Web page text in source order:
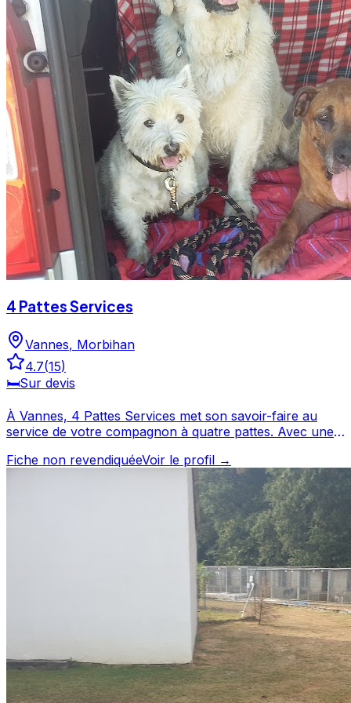
4 Pattes Services
Vannes, Morbihan
4.7(15)
🛏️Sur devis
À Vannes, 4 Pattes Services met son savoir-faire au
service de votre compagnon à quatre pattes. Avec une
apprécié par les propriétaires de chiens. Prenez contact
pour discuter de vos besoins et organiser la garde de
service canin situé à Vannes. Noté 4.7/5 ⭐⭐⭐⭐⭐ sur
Fiche non revendiquéeVoir le profil →